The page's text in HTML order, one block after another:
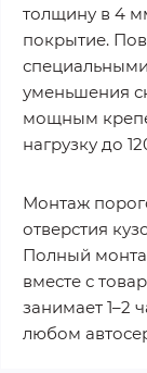
толщину в 4
покрытие.
уменьшения
мощным
нагрузку до
Монтаж
отверстия
Полный
вместе с
занимает 1–2
любом